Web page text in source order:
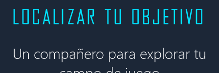
localizar tu objetivo
Un compañero para explorar tu